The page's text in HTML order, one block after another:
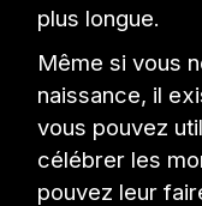
plus longue.
Même si vous
naissance, il
vous pouvez
célébrer les
pouvez leur